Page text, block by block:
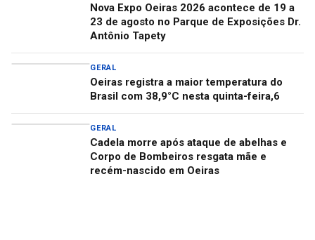
Nova Expo Oeiras 2026 acontece de 19 a
23 de agosto no Parque de Exposições Dr.
Antônio Tapety
GERAL
Oeiras registra a maior temperatura do
Brasil com 38,9°C nesta quinta-feira,6
GERAL
Cadela morre após ataque de abelhas e
Corpo de Bombeiros resgata mãe e
recém-nascido em Oeiras